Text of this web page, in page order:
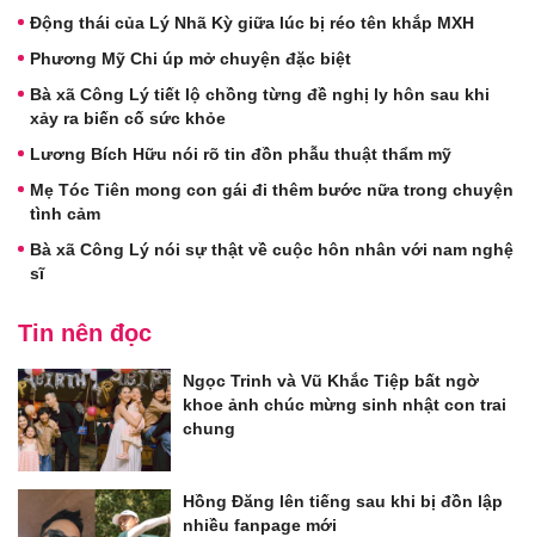
Động thái của Lý Nhã Kỳ giữa lúc bị réo tên khắp MXH
Phương Mỹ Chi úp mở chuyện đặc biệt
Bà xã Công Lý tiết lộ chồng từng đề nghị ly hôn sau khi
xảy ra biến cố sức khỏe
Lương Bích Hữu nói rõ tin đồn phẫu thuật thẩm mỹ
Mẹ Tóc Tiên mong con gái đi thêm bước nữa trong chuyện
tình cảm
Bà xã Công Lý nói sự thật về cuộc hôn nhân với nam nghệ
sĩ
Tin nên đọc
Ngọc Trinh và Vũ Khắc Tiệp bất ngờ
khoe ảnh chúc mừng sinh nhật con trai
chung
Hồng Đăng lên tiếng sau khi bị đồn lập
nhiều fanpage mới